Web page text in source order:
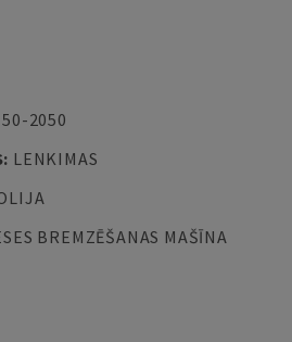
2050
: LENKIMAS
BREMZĒŠANAS MAŠĪNA